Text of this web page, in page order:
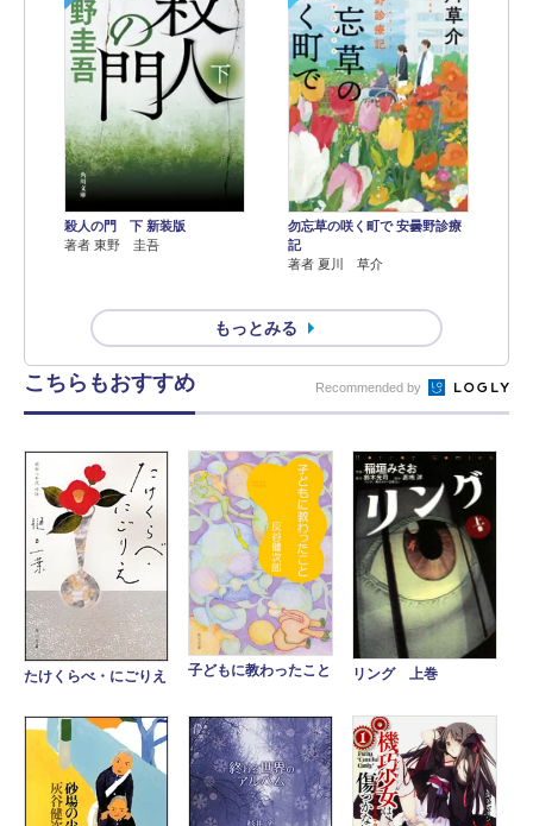
殺人の門 下 新装版
著者 東野 圭吾
勿忘草の咲く町で 安曇野診療
記
著者 夏川 草介
もっとみる
こちらもおすすめ Recommended by
たけくらべ・にごりえ 子どもに教わったこと リング 上巻